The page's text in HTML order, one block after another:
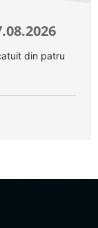
din patru